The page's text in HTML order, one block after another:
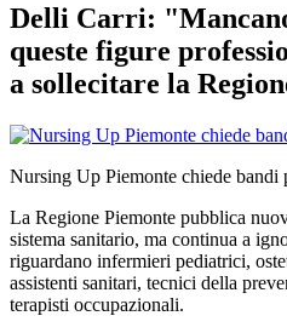
Delli Carri:
queste figure
a sollecitare la
Nursing Up Piemonte chiede bandi
La Regione Piemonte pubblica
sistema sanitario, ma continua a
riguardano infermieri pediatrici,
assistenti sanitari, tecnici della
terapisti occupazionali.